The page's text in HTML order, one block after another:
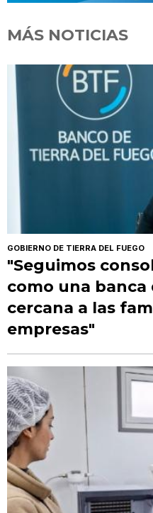
MÁS NOTICIAS
GOBIERNO DE TIERRA DEL FUEGO
"Seguimos
como una
cercana a las
empresas"